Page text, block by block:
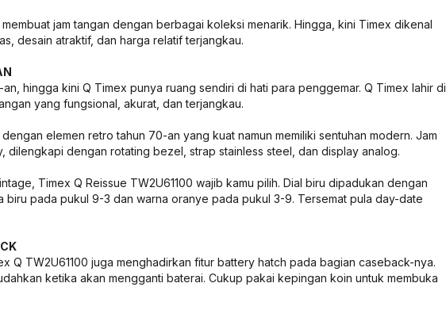
jam tangan dengan berbagai koleksi menarik. Hingga, kini Timex dikenal
desain atraktif, dan harga relatif terjangkau.
hingga kini Q Timex punya ruang sendiri di hati para penggemar. Q Timex lahir di
yang fungsional, akurat, dan terjangkau.
elemen retro tahun 70-an yang kuat namun memiliki sentuhan modern. Jam
dilengkapi dengan rotating bezel, strap stainless steel, dan display analog.
Timex Q Reissue TW2U61100 wajib kamu pilih. Dial biru dipadukan dengan
biru pada pukul 9-3 dan warna oranye pada pukul 3-9. Tersemat pula day-date
Q TW2U61100 juga menghadirkan fitur battery hatch pada bagian caseback-nya.
ketika akan mengganti baterai. Cukup pakai kepingan koin untuk membuka